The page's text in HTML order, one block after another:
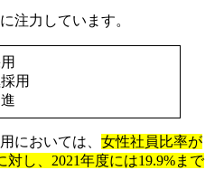
注力しています。
用
においては、 女性社員比率が
対し、2021年度には19.9%まで